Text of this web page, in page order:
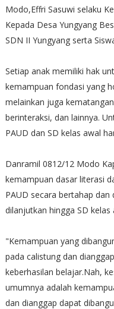
Modo,Effri Sasuwi selaku
Kepada Desa Yungyang
SDN II Yungyang serta
Setiap anak memiliki hak
kemampuan fondasi yang
melainkan juga
berinteraksi, dan lainnya.
PAUD dan SD kelas awal
Danramil 0812/12 Modo
kemampuan dasar literasi
PAUD secara bertahap
dilanjutkan hingga SD kelas
"Kemampuan yang
pada calistung dan
keberhasilan belajar.Nah,
umumnya adalah
dan dianggap dapat